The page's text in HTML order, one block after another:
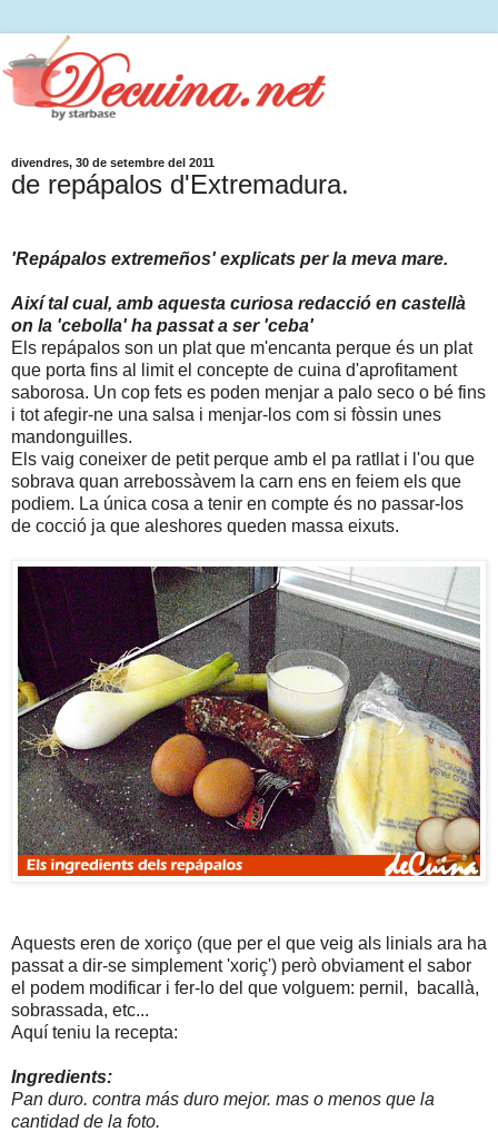
divendres, 30 de setembre del 2011
de repápalos d'Extremadura.
'Repápalos extremeños' explicats per la meva mare.
Així tal cual, amb aquesta curiosa redacció en castellà
on la 'cebolla' ha passat a ser 'ceba'
Els repápalos son un plat que m'encanta perque és un plat
que porta fins al limit el concepte de cuina d'aprofitament
saborosa. Un cop fets es poden menjar a palo seco o bé fins
i tot afegir-ne una salsa i menjar-los com si fòssin unes
mandonguilles.
Els vaig coneixer de petit perque amb el pa ratllat i l'ou que
sobrava quan arrebossàvem la carn ens en feiem els que
podiem. La única cosa a tenir en compte és no passar-los
de cocció ja que aleshores queden massa eixuts.
Aquests eren de xoriço (que per el que veig als linials ara ha
passat a dir-se simplement 'xoriç') però obviament el sabor
el podem modificar i fer-lo del que volguem: pernil, bacallà,
sobrassada, etc...
Aquí teniu la recepta:
Ingredients:
Pan duro. contra más duro mejor. mas o menos que la
cantidad de la foto.